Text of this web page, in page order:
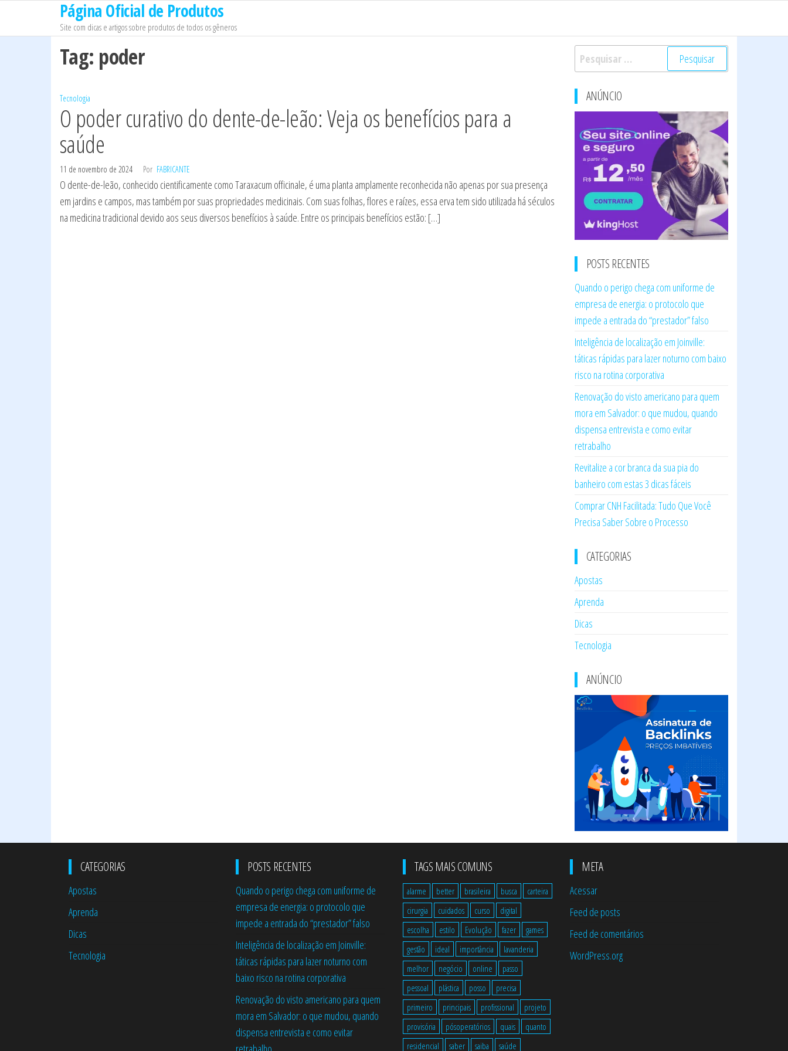
o
Página Oficial de Produtos
Site com dicas e artigos sobre produtos de todos os gêneros
Tag: poder
Tecnologia
O poder curativo do dente-de-leão: Veja os benefícios para a
saúde
11 de novembro de 2024 Por FABRICANTE
O dente-de-leão, conhecido cientificamente como Taraxacum officinale, é uma planta amplamente reconhecida não apenas por sua presença
em jardins e campos, mas também por suas propriedades medicinais. Com suas folhas, flores e raízes, essa erva tem sido utilizada há séculos
na medicina tradicional devido aos seus diversos benefícios à saúde. Entre os principais benefícios estão: […]
Pesquisar
por:
ANÚNCIO
POSTS RECENTES
Quando o perigo chega com uniforme de
empresa de energia: o protocolo que
impede a entrada do “prestador” falso
Inteligência de localização em Joinville:
táticas rápidas para lazer noturno com baixo
risco na rotina corporativa
Renovação do visto americano para quem
mora em Salvador: o que mudou, quando
dispensa entrevista e como evitar
retrabalho
Revitalize a cor branca da sua pia do
banheiro com estas 3 dicas fáceis
Comprar CNH Facilitada: Tudo Que Você
Precisa Saber Sobre o Processo
CATEGORIAS
Apostas
Aprenda
Dicas
Tecnologia
ANÚNCIO
CATEGORIAS
Apostas
Aprenda
Dicas
Tecnologia
POSTS RECENTES
Quando o perigo chega com uniforme de
empresa de energia: o protocolo que
impede a entrada do “prestador” falso
Inteligência de localização em Joinville:
táticas rápidas para lazer noturno com
baixo risco na rotina corporativa
Renovação do visto americano para quem
mora em Salvador: o que mudou, quando
dispensa entrevista e como evitar
TAGS MAIS COMUNS
alarme better brasileira busca
carteira
cirurgia
cuidados curso
digital
escolha
estilo Evolução fazer
games
gestão
ideal importância
lavanderia
melhor
negócio online
passo
pessoal
plástica posso
precisa
primeiro
principais profissional
projeto
provisória
pósoperatórios quais
quanto
residencial
saber saiba saúde
META
Acessar
Feed de posts
Feed de comentários
WordPress.org